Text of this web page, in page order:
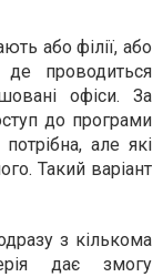
або філії, або
проводиться
офіси. За
до програми
але які
Такий варіант
з кількома
дає змогу